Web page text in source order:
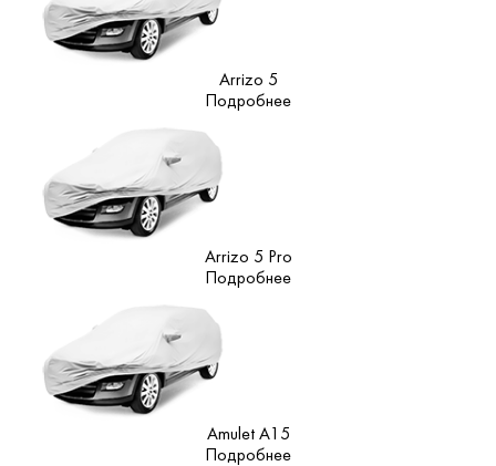
Arrizo 5
Подробнее
Arrizo 5 Pro
Подробнее
Amulet A15
Подробнее